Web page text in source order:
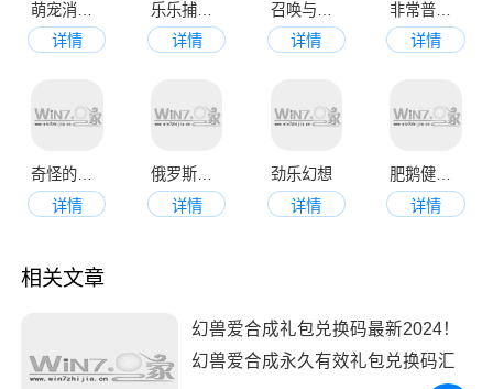
详情
乐乐捕鱼最新版
详情
详情
详情
奇怪的鸭子
详情
俄罗斯方块正版
详情
劲乐幻想
详情
肥鹅健身房安卓版
详情
相关文章
幻兽爱合成礼包兑换码最新2024！
幻兽爱合成永久有效礼包兑换码汇